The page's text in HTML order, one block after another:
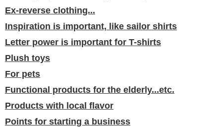
Ex-reverse clothing...
Inspiration is important, like sailor shirts
Letter power is important for T-shirts
Plush toys
For pets
Functional products for the elderly...etc.
Products with local flavor
Points for starting a business